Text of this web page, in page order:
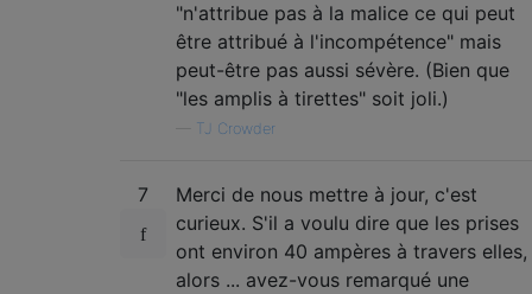
"n'attribue pas à la malice ce qui peut
être attribué à l'incompétence" mais
peut-être pas aussi sévère. (Bien que
"les amplis à tirettes" soit joli.)
TJ Crowder
7
Merci de nous mettre à jour, c'est
curieux. S'il a voulu dire que les prises
ont environ 40 ampères à travers elles,
alors ... avez-vous remarqué une